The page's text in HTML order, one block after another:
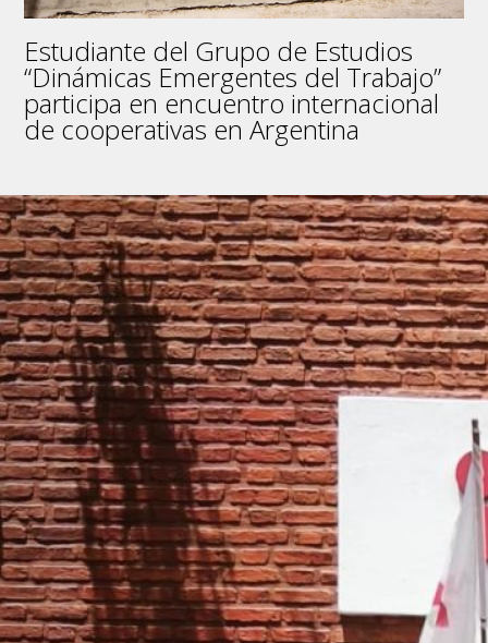
Estudiante del Grupo de Estudios
“Dinámicas Emergentes del Trabajo”
participa en encuentro internacional
de cooperativas en Argentina